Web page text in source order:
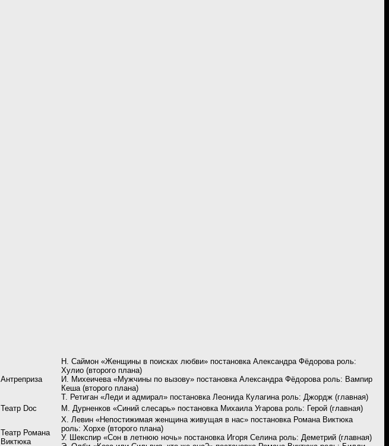
Антреприза
Н. Саймон «Женщины в поисках любви» постановка Александра Фёдорова роль:
Хулио (второго плана)
И. Михеичева «Мужчины по вызову» постановка Александра Фёдорова роль: Вампир
Кеша (второго плана)
Т. Ретиган «Леди и адмирал» постановка Леонида Кулагина роль: Джордж (главная)
Театр Doc
М. Дурненков «Синий слесарь» постановка Михаила Угарова роль: Герой (главная)
Театр Романа
Виктюка
Х. Левин «Непостижимая женщина живущая в нас» постановка Романа Виктюка
роль: Хорхе (второго плана)
У. Шекспир «Сон в летнюю ночь» постановка Игоря Селина роль: Деметрий (главная)